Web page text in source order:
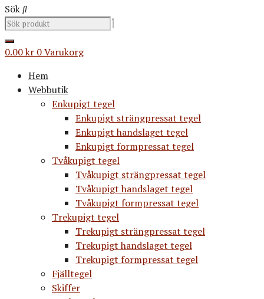
Sök
0.00kr 0Varukorg
Hem
Webbutik
Enkupigt tegel
Enkupigt strängpressat tegel
Enkupigt handslaget tegel
Enkupigt formpressat tegel
Tvåkupigt tegel
Tvåkupigt strängpressat tegel
Tvåkupigt handslaget tegel
Tvåkupigt formpressat tegel
Trekupigt tegel
Trekupigt strängpressat tegel
Trekupigt handslaget tegel
Trekupigt formpressat tegel
Fjälltegel
Skiffer